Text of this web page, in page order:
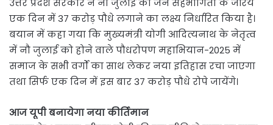
एक दिन में 37 करोड़ पौधे लगाने का लक्ष्य निर्धारित किया है।
बयान में कहा गया कि मुख्यमंत्री योगी आदित्यनाथ के नेतृत्व
में नौ जुलाई को होने वाले पौधरोपण महाभियान-2025 में
समाज के सभी वर्गों का साथ लेकर नया इतिहास रचा जाएगा
तथा सिर्फ एक दिन में इस बार 37 करोड़ पौधे रोपे जायेंगे।
आज यूपी बनायेगा नया कीर्तिमान